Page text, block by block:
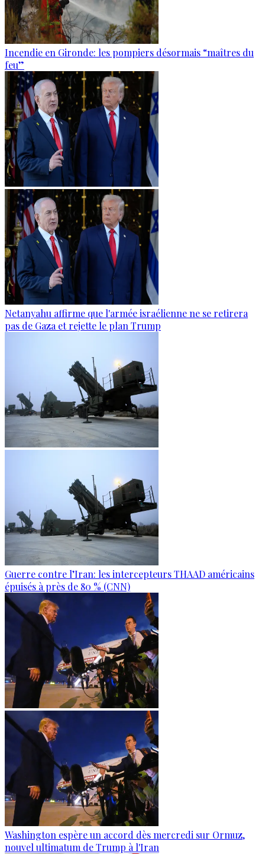
Incendie en Gironde: les pompiers désormais “maîtres du
feu”
Netanyahu affirme que l'armée israélienne ne se retirera
pas de Gaza et rejette le plan Trump
Guerre contre l’Iran: les intercepteurs THAAD américains
épuisés à près de 80 % (CNN)
Washington espère un accord dès mercredi sur Ormuz,
nouvel ultimatum de Trump à l'Iran